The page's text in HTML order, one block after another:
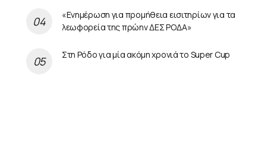
«Ενημέρωση για προμήθεια εισιτηρίων για τα
λεωφορεία της πρώην ΔΕΣ ΡΟΔΑ»
Στη Ρόδο για μία ακόμη χρονιά το Super Cup